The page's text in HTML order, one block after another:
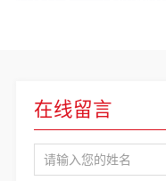
在线留言